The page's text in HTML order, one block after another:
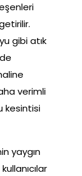
gibi atık
verimli
kesintisi
yaygın